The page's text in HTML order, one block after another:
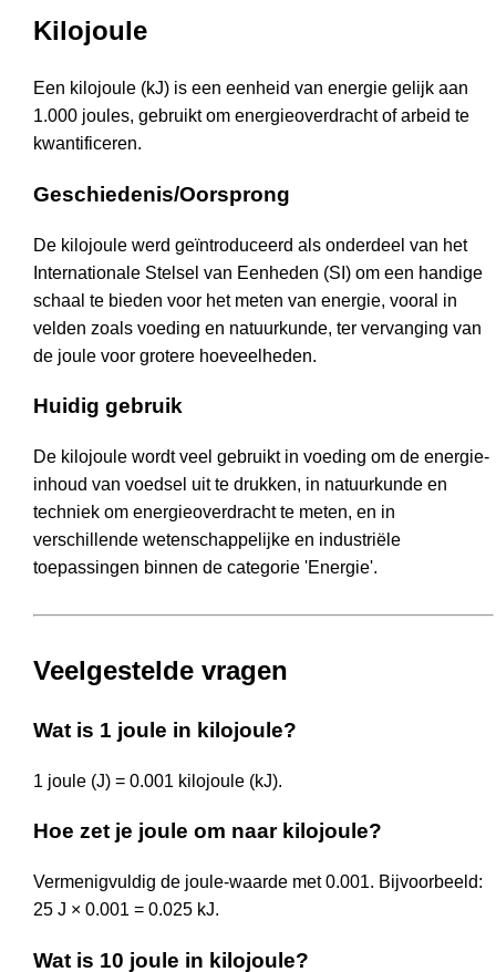
Kilojoule
Een kilojoule (kJ) is een eenheid van energie gelijk aan
1.000 joules, gebruikt om energieoverdracht of arbeid te
kwantificeren.
Geschiedenis/Oorsprong
De kilojoule werd geïntroduceerd als onderdeel van het
Internationale Stelsel van Eenheden (SI) om een handige
schaal te bieden voor het meten van energie, vooral in
velden zoals voeding en natuurkunde, ter vervanging van
de joule voor grotere hoeveelheden.
Huidig gebruik
De kilojoule wordt veel gebruikt in voeding om de energie-
inhoud van voedsel uit te drukken, in natuurkunde en
techniek om energieoverdracht te meten, en in
verschillende wetenschappelijke en industriële
toepassingen binnen de categorie 'Energie'.
Veelgestelde vragen
Wat is 1 joule in kilojoule?
1 joule (J) = 0.001 kilojoule (kJ).
Hoe zet je joule om naar kilojoule?
Vermenigvuldig de joule-waarde met 0.001. Bijvoorbeeld:
25 J × 0.001 = 0.025 kJ.
Wat is 10 joule in kilojoule?